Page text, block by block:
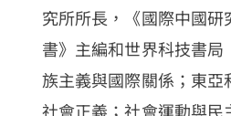
究所所長，《國際中國
書》主編和世界科技書
族主義與國際關係；東
社會正義；社會運動與民